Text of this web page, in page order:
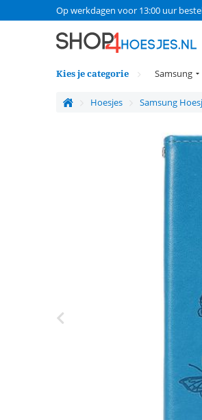
Op werkdagen voor 13:00 uur
Kies je categorie Samsung
Hoesjes Samsung